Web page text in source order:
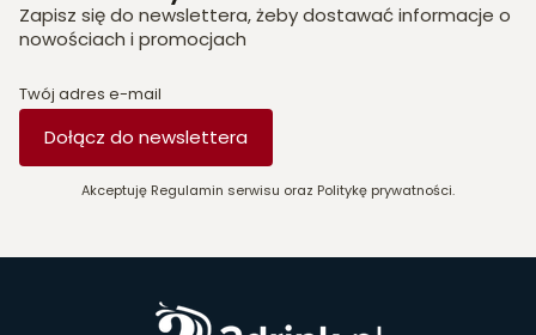
Zapisz się do newslettera, żeby dostawać informacje o
nowościach i promocjach
Twój adres e-mail
Dołącz do newslettera
Akceptuję Regulamin serwisu oraz Politykę prywatności.